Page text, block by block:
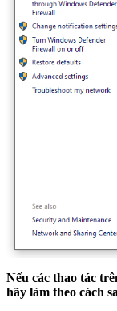
Nếu các thao tác
hãy làm theo cách